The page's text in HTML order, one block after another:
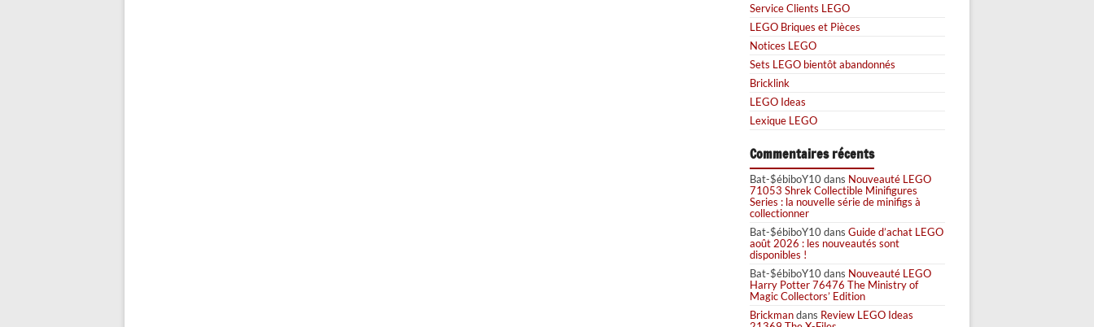
Service Clients LEGO
LEGO Briques et Pièces
Notices LEGO
Sets LEGO bientôt abandonnés
Bricklink
LEGO Ideas
Lexique LEGO
Commentaires récents
Bat-$ébiboY10dans Nouveauté LEGO
71053 Shrek Collectible Minifigures
Series : la nouvelle série de minifigs à
collectionner
Bat-$ébiboY10dans Guide d’achat LEGO
août 2026 : les nouveautés sont
disponibles !
Bat-$ébiboY10dans Nouveauté LEGO
Harry Potter 76476 The Ministry of
Magic Collectors’ Edition
Brickmandans Review LEGO Ideas